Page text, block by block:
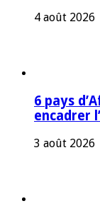
4 août 2026
6 pays
encadrer
3 août 2026